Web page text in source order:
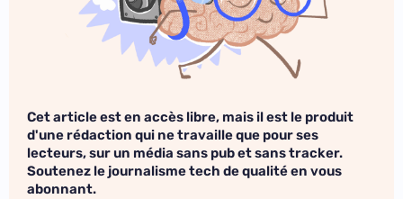
Cet article est en accès libre, mais il est le produit
d'une rédaction qui ne travaille que pour ses
lecteurs, sur un média sans pub et sans tracker.
Soutenez le journalisme tech de qualité en vous
abonnant.